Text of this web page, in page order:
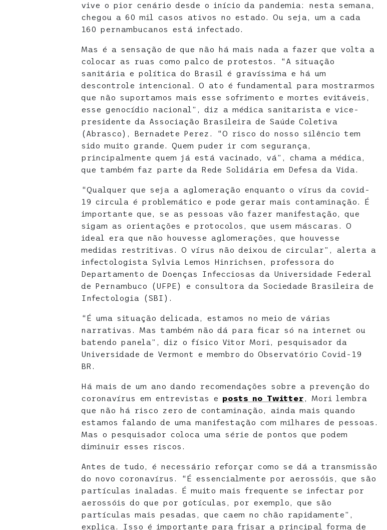
vive o pior cenário desde o início da pandemia: nesta semana,
chegou a 60 mil casos ativos no estado. Ou seja, um a cada
160 pernambucanos está infectado.
Mas é a sensação de que não há mais nada a fazer que volta a
colocar as ruas como palco de protestos. “A situação
sanitária e política do Brasil é gravíssima e há um
descontrole intencional. O ato é fundamental para mostrarmos
que não suportamos mais esse sofrimento e mortes evitáveis,
esse genocídio nacional”, diz a médica sanitarista e vice-
presidente da Associação Brasileira de Saúde Coletiva
(Abrasco), Bernadete Perez. “O risco do nosso silêncio tem
sido muito grande. Quem puder ir com segurança,
principalmente quem já está vacinado, vá”, chama a médica,
que também faz parte da Rede Solidária em Defesa da Vida.
“Qualquer que seja a aglomeração enquanto o vírus da covid-
19 circula é problemático e pode gerar mais contaminação. É
importante que, se as pessoas vão fazer manifestação, que
sigam as orientações e protocolos, que usem máscaras. O
ideal era que não houvesse aglomerações, que houvesse
medidas restritivas. O vírus não deixou de circular”, alerta a
infectologista Sylvia Lemos Hinrichsen, professora do
Departamento de Doenças Infecciosas da Universidade Federal
de Pernambuco (UFPE) e consultora da Sociedade Brasileira de
Infectologia (SBI).
“É uma situação delicada, estamos no meio de várias
narrativas. Mas também não dá para ficar só na internet ou
batendo panela”, diz o físico Vitor Mori, pesquisador da
Universidade de Vermont e membro do Observatório Covid-19
BR.
Há mais de um ano dando recomendações sobre a prevenção do
coronavírus em entrevistas e posts no Twitter, Mori lembra
que não há risco zero de contaminação, ainda mais quando
estamos falando de uma manifestação com milhares de pessoas.
Mas o pesquisador coloca uma série de pontos que podem
diminuir esses riscos.
Antes de tudo, é necessário reforçar como se dá a transmissão
do novo coronavírus. “É essencialmente por aerossóis, que são
partículas inaladas. É muito mais frequente se infectar por
aerossóis do que por gotículas, por exemplo, que são
partículas mais pesadas, que caem no chão rapidamente”,
explica. Isso é importante para frisar a principal forma de